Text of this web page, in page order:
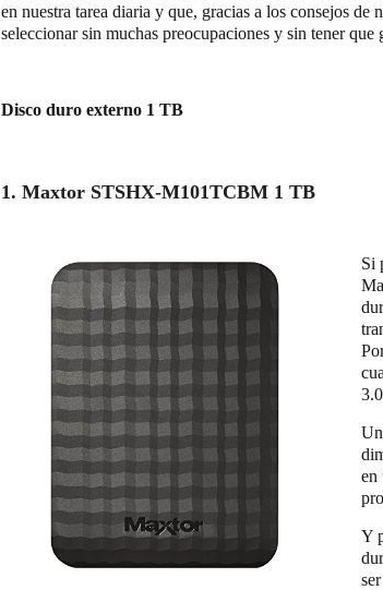
en nuestra tarea diaria y que, gracias a los consejos
seleccionar sin muchas preocupaciones y sin tener que
Disco duro externo 1 TB
1. Maxtor STSHX-M101TCBM 1 TB
Si
en
Y